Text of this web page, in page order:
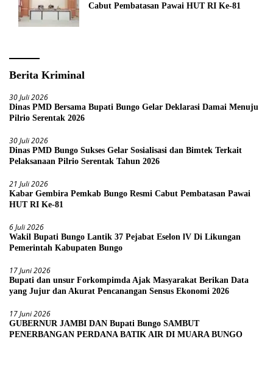
Cabut Pembatasan Pawai HUT RI Ke-81
Berita Kriminal
30 Juli 2026
Dinas PMD Bersama Bupati Bungo Gelar Deklarasi Damai Menuju
Pilrio Serentak 2026
30 Juli 2026
Dinas PMD Bungo Sukses Gelar Sosialisasi dan Bimtek Terkait
Pelaksanaan Pilrio Serentak Tahun 2026
21 Juli 2026
Kabar Gembira Pemkab Bungo Resmi Cabut Pembatasan Pawai
HUT RI Ke-81
6 Juli 2026
Wakil Bupati Bungo Lantik 37 Pejabat Eselon lV Di Likungan
Pemerintah Kabupaten Bungo
17 Juni 2026
Bupati dan unsur Forkompimda Ajak Masyarakat Berikan Data
yang Jujur dan Akurat Pencanangan Sensus Ekonomi 2026
17 Juni 2026
GUBERNUR JAMBI DAN Bupati Bungo SAMBUT
PENERBANGAN PERDANA BATIK AIR DI MUARA BUNGO